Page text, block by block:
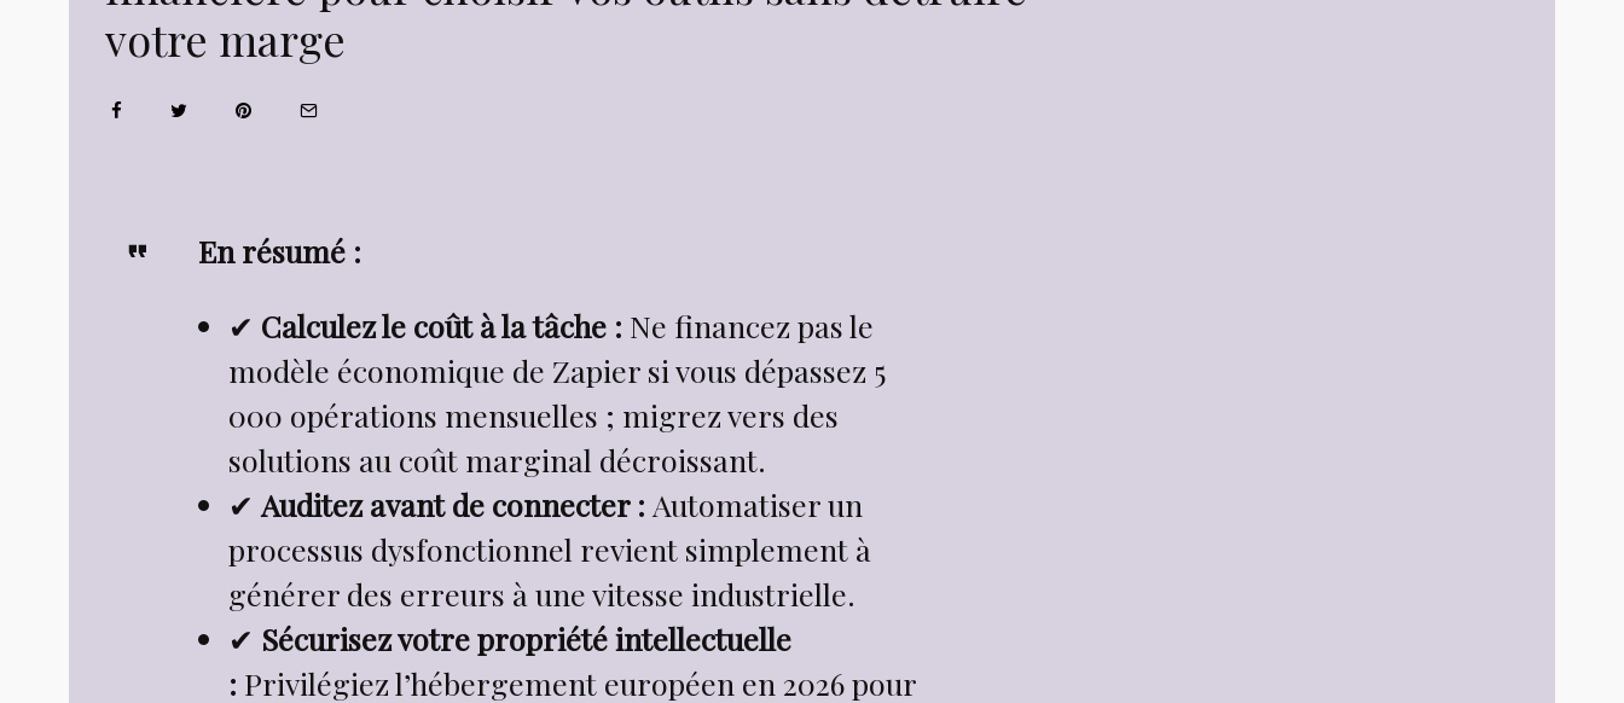
votre marge
En résumé :
✔ Calculez le coût à la tâche : Ne financez pas le
modèle économique de Zapier si vous dépassez 5
000 opérations mensuelles ; migrez vers des
solutions au coût marginal décroissant.
✔ Auditez avant de connecter : Automatiser un
processus dysfonctionnel revient simplement à
générer des erreurs à une vitesse industrielle.
✔ Sécurisez votre propriété intellectuelle
: Privilégiez l’hébergement européen en 2026 pour